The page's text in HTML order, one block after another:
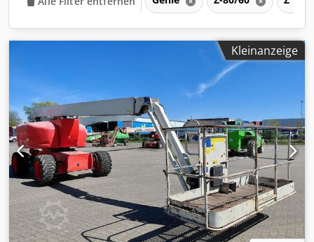
Kleinanzeige